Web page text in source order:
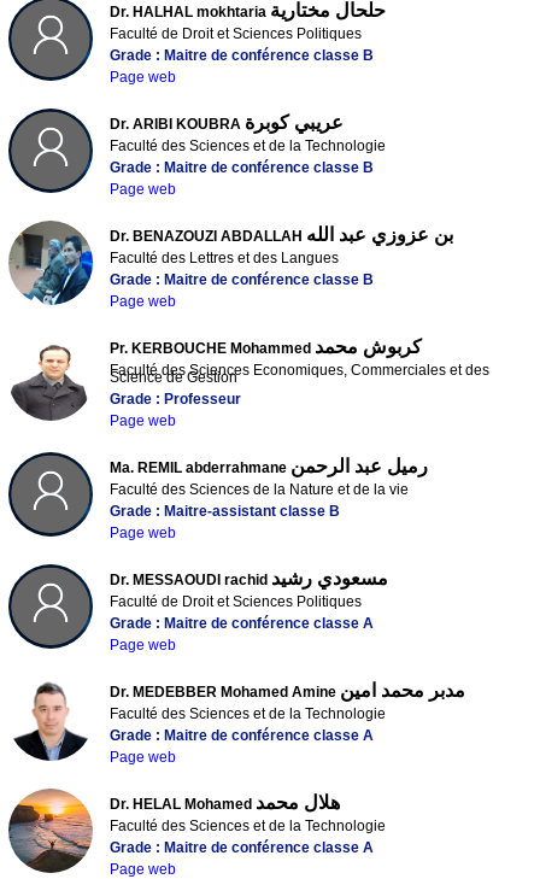
Dr. HALHAL mokhtaria حلحال مختارية
Faculté de Droit et Sciences Politiques
Grade : Maitre de conférence classe B
Page web
Dr. ARIBI KOUBRA عريبي كوبرة
Faculté des Sciences et de la Technologie
Grade : Maitre de conférence classe B
Page web
Dr. BENAZOUZI ABDALLAH بن عزوزي عبد الله
Faculté des Lettres et des Langues
Grade : Maitre de conférence classe B
Page web
Pr. KERBOUCHE Mohammed كربوش محمد
Faculté des Sciences Economiques, Commerciales et des
Science de Gestion
Grade : Professeur
Page web
Ma. REMIL abderrahmane رميل عبد الرحمن
Faculté des Sciences de la Nature et de la vie
Grade : Maitre-assistant classe B
Page web
Dr. MESSAOUDI rachid مسعودي رشيد
Faculté de Droit et Sciences Politiques
Grade : Maitre de conférence classe A
Page web
Dr. MEDEBBER Mohamed Amine مدبر محمد امين
Faculté des Sciences et de la Technologie
Grade : Maitre de conférence classe A
Page web
Dr. HELAL Mohamed هلال محمد
Faculté des Sciences et de la Technologie
Grade : Maitre de conférence classe A
Page web